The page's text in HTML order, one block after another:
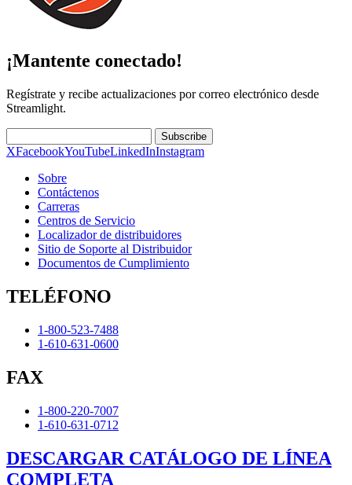
¡Mantente conectado!
Regístrate y recibe actualizaciones por correo electrónico desde
Streamlight.
Subscribe
XFacebookYouTubeLinkedInInstagram
Sobre
Contáctenos
Carreras
Centros de Servicio
Localizador de distribuidores
Sitio de Soporte al Distribuidor
Documentos de Cumplimiento
TELÉFONO
1-800-523-7488
1-610-631-0600
FAX
1-800-220-7007
1-610-631-0712
DESCARGAR CATÁLOGO DE LÍNEA
COMPLETA